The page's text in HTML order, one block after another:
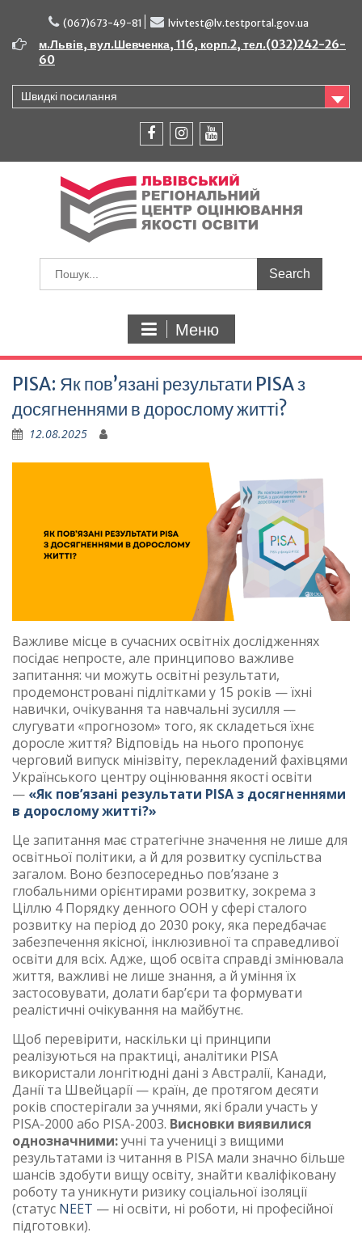
вмісту
(067)673-49-81 lvivtest@lv.testportal.gov.ua
м.Львів, вул.Шевченка, 116, корп.2, тел.(032)242-26-
60
Швидкі посилання
Меню
PISA: Як пов’язані результати PISA з
досягненнями в дорослому житті?
12.08.2025
Важливе місце в сучасних освітніх дослідженнях
посідає непросте, але принципово важливе
запитання: чи можуть освітні результати,
продемонстровані підлітками у 15 років — їхні
навички, очікування та навчальні зусилля —
слугувати «прогнозом» того, як складеться їхнє
доросле життя? Відповідь на нього пропонує
черговий випуск мінізвіту, перекладений фахівцями
Українського центру оцінювання якості освіти
— «Як пов’язані результати PISA з досягненнями
в дорослому житті?»
Це запитання має стратегічне значення не лише для
освітньої політики, а й для розвитку суспільства
загалом. Воно безпосередньо пов’язане з
глобальними орієнтирами розвитку, зокрема з
Ціллю 4 Порядку денного ООН у сфері сталого
розвитку на період до 2030 року, яка передбачає
забезпечення якісної, інклюзивної та справедливої
освіти для всіх. Адже, щоб освіта справді змінювала
життя, важливі не лише знання, а й уміння їх
застосовувати, долати бар’єри та формувати
реалістичні очікування на майбутнє.
Щоб перевірити, наскільки ці принципи
реалізуються на практиці, аналітики PISA
використали лонгітюдні дані з Австралії, Канади,
Данії та Швейцарії — країн, де протягом десяти
років спостерігали за учнями, які брали участь у
PISA-2000 або PISA-2003. Висновки виявилися
однозначними:учні та учениці з вищими
результатами із читання в PISA мали значно більше
шансів здобути вищу освіту, знайти кваліфіковану
роботу та уникнути ризику соціальної ізоляції
(статус NEET — ні освіти, ні роботи, ні професійної
підготовки).